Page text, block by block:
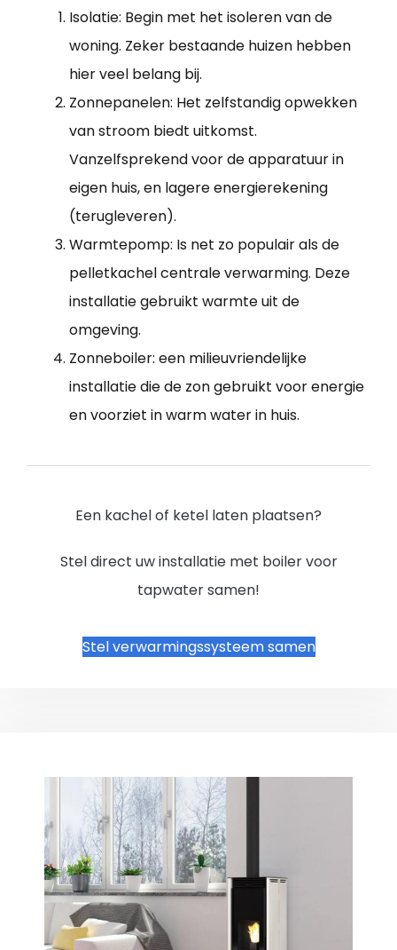
Isolatie: Begin met het isoleren van de
woning. Zeker bestaande huizen hebben
hier veel belang bij.
Zonnepanelen: Het zelfstandig opwekken
van stroom biedt uitkomst.
Vanzelfsprekend voor de apparatuur in
eigen huis, en lagere energierekening
(terugleveren).
Warmtepomp: Is net zo populair als de
pelletkachel centrale verwarming. Deze
installatie gebruikt warmte uit de
omgeving.
Zonneboiler: een milieuvriendelijke
installatie die de zon gebruikt voor energie
en voorziet in warm water in huis.
Een kachel of ketel laten plaatsen?
Stel direct uw installatie met boiler voor
tapwater samen!
Stel verwarmingssysteem samen